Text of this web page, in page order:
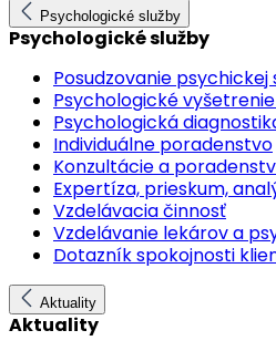
Psychologické služby
Psychologické služby
Posudzovanie
Psychologické
Psychologická
Individuálne poradenstvo
Konzultácie a
Expertíza, prieskum,
Vzdelávacia činnosť
Vzdelávanie lekárov a
Dotazník spokojnosti
Aktuality
Aktuality